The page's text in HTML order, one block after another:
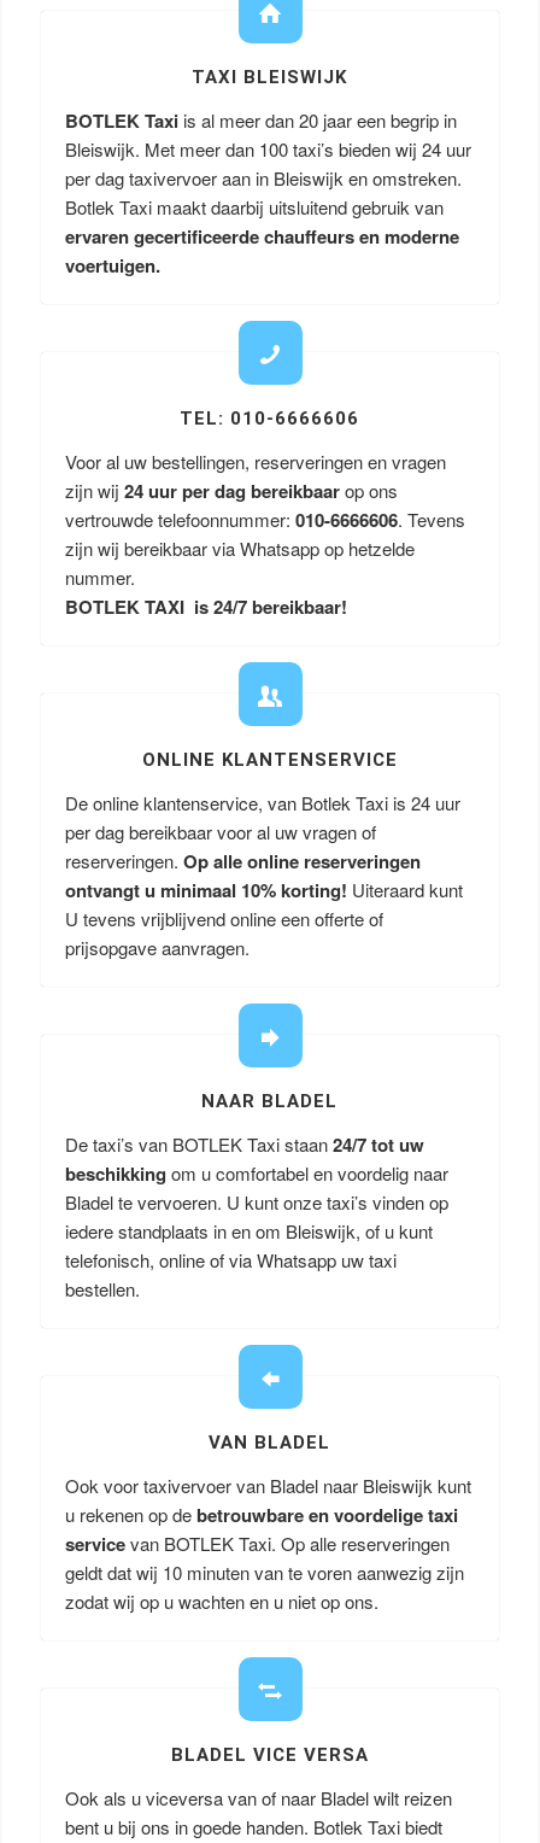
TAXI BLEISWIJK
BOTLEK Taxi is al meer dan 20 jaar een begrip in
Bleiswijk. Met meer dan 100 taxi’s bieden wij 24 uur
per dag taxivervoer aan in Bleiswijk en omstreken.
Botlek Taxi maakt daarbij uitsluitend gebruik van
ervaren gecertificeerde chauffeurs en moderne
voertuigen.
TEL: 010-6666606
Voor al uw bestellingen, reserveringen en vragen
zijn wij 24 uur per dag bereikbaarop ons
vertrouwde telefoonnummer: 010-6666606. Tevens
zijn wij bereikbaar via Whatsapp op hetzelde
nummer.
BOTLEK TAXI is 24/7 bereikbaar!
ONLINE KLANTENSERVICE
De online klantenservice, van Botlek Taxi is 24 uur
per dag bereikbaar voor al uw vragen of
reserveringen. Op alle online reserveringen
ontvangt u minimaal 10% korting! Uiteraard kunt
U tevens vrijblijvend online een offerte of
prijsopgave aanvragen.
NAAR BLADEL
De taxi’s van BOTLEK Taxi staan24/7 tot uw
beschikking om u comfortabel en voordelig naar
Bladel te vervoeren. U kunt onze taxi’s vinden op
iedere standplaats in en om Bleiswijk, of u kunt
telefonisch, online of via Whatsapp uw taxi
bestellen.
VAN BLADEL
Ook voor taxivervoer van Bladel naar Bleiswijk kunt
u rekenen op debetrouwbare en voordelige taxi
servicevan BOTLEK Taxi. Op alle reserveringen
geldt dat wij 10 minuten van te voren aanwezig zijn
zodat wij op u wachten en u niet op ons.
BLADEL VICE VERSA
Ook als u viceversa van of naar Bladel wilt reizen
bent u bij ons in goede handen. Botlek Taxi biedt